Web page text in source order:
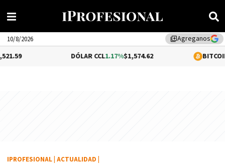
library_addAgreganos
10/8/2026
1.17%$1,574.62 -1.63%
IPROFESIONAL ACTUALIDAD